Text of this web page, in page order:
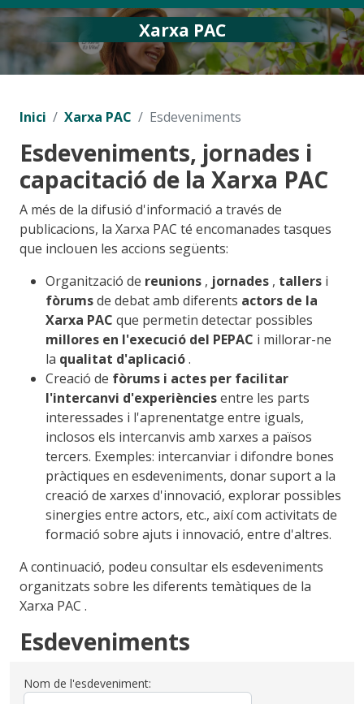
Xarxa PAC
Inici Xarxa PAC Esdeveniments
Esdeveniments, jornades i
capacitació de la Xarxa PAC
A més de la difusió d'informació a través de
publicacions, la Xarxa PAC té encomanades tasques
que inclouen les accions següents:
Organització de reunions , jornades , tallers i
fòrumsde debat amb diferents actors de la
Xarxa PAC que permetin detectar possibles
millores en l'execució del PEPAC i millorar-ne
la qualitat d'aplicació.
Creació de fòrums i actes per facilitar
l'intercanvi d'experiènciesentre les parts
interessades i l'aprenentatge entre iguals,
inclosos els intercanvis amb xarxes a països
tercers. Exemples: intercanviar i difondre bones
pràctiques en esdeveniments, donar suport a la
creació de xarxes d'innovació, explorar possibles
sinergies entre actors, etc., així com activitats de
formació sobre ajuts i innovació, entre d'altres.
A continuació, podeu consultar els esdeveniments
organitzats sobre les diferents temàtiques de la
Xarxa PAC .
Esdeveniments
Nom de l'esdeveniment: